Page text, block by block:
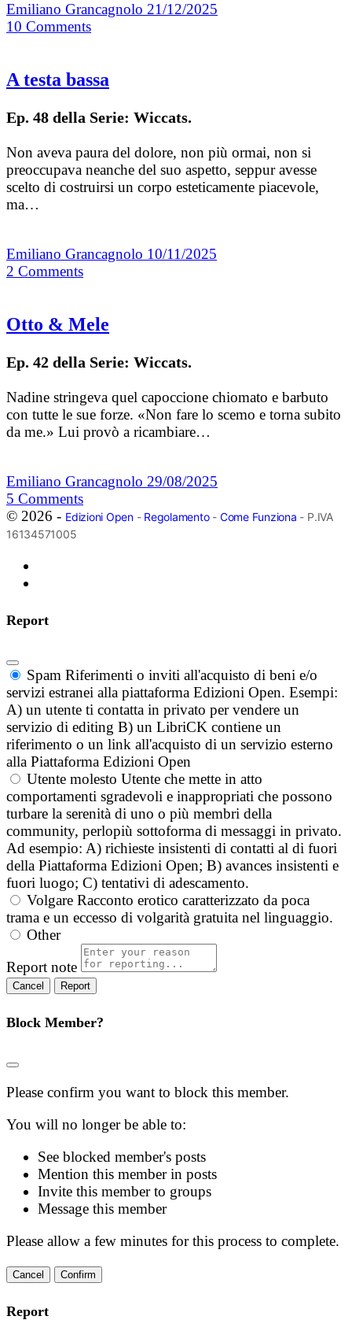
Emiliano Grancagnolo 21/12/2025
10 Comments
A testa bassa
Ep. 48 della Serie: Wiccats.
Non aveva paura del dolore, non più ormai, non si
preoccupava neanche del suo aspetto, seppur avesse
scelto di costruirsi un corpo esteticamente piacevole,
ma…
Emiliano Grancagnolo 10/11/2025
2 Comments
Otto & Mele
Ep. 42 della Serie: Wiccats.
Nadine stringeva quel capoccione chiomato e barbuto
con tutte le sue forze. «Non fare lo scemo e torna subito
da me.» Lui provò a ricambiare…
Emiliano Grancagnolo 29/08/2025
5 Comments
© 2026 - Edizioni Open- Regolamento- Come Funziona - P.IVA
16134571005
Report
Spam Riferimenti o inviti all'acquisto di beni e/o
servizi estranei alla piattaforma Edizioni Open. Esempi:
A) un utente ti contatta in privato per vendere un
servizio di editing B) un LibriCK contiene un
riferimento o un link all'acquisto di un servizio esterno
alla Piattaforma Edizioni Open
Utente molesto Utente che mette in atto
comportamenti sgradevoli e inappropriati che possono
turbare la serenità di uno o più membri della
community, perlopiù sottoforma di messaggi in privato.
Ad esempio: A) richieste insistenti di contatti al di fuori
della Piattaforma Edizioni Open; B) avances insistenti e
fuori luogo; C) tentativi di adescamento.
Volgare Racconto erotico caratterizzato da poca
trama e un eccesso di volgarità gratuita nel linguaggio.
Other
Report note
Report
Block Member?
Please confirm you want to block this member.
You will no longer be able to:
See blocked member's posts
Mention this member in posts
Invite this member to groups
Message this member
Please allow a few minutes for this process to complete.
Confirm
Report